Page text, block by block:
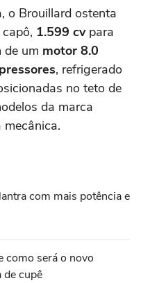
o Brouillard ostenta
1.599 cvpara
de um motor 8.0
, refrigerado
no teto de
da marca
com mais potência e
como será o novo
de cupê